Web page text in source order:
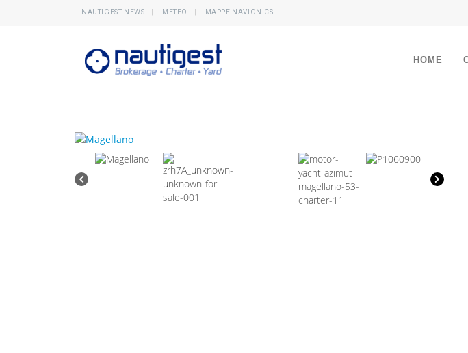
NAUTIGEST NEWS METEO MAPPE NAVIONICS
HOME